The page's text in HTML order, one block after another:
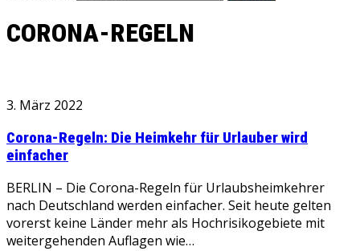
CORONA-REGELN
3. März 2022
Corona-Regeln: Die Heimkehr für Urlauber wird
einfacher
BERLIN – Die Corona-Regeln für Urlaubsheimkehrer
nach Deutschland werden einfacher. Seit heute gelten
vorerst keine Länder mehr als Hochrisikogebiete mit
weitergehenden Auflagen wie…